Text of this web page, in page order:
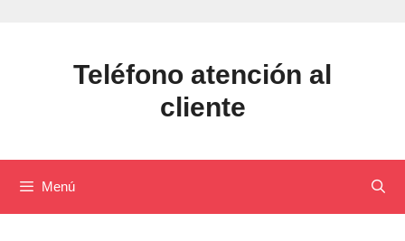
Teléfono atención al
cliente
Menú